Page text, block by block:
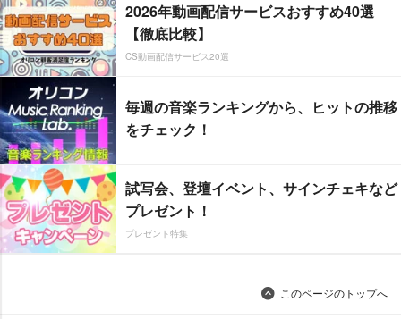
2026年動画配信サービスおすすめ40選
【徹底比較】
CS動画配信サービス20選
毎週の音楽ランキングから、ヒットの推移
をチェック！
試写会、登壇イベント、サインチェキなど
プレゼント！
プレゼント特集
このページのトップへ